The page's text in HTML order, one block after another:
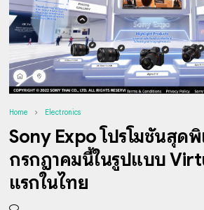
Home Electronics
Sony Expo โปรโมชั่นสุดพิ
กรกฎาคมนี้ในรูปแบบ
แรกในไทย